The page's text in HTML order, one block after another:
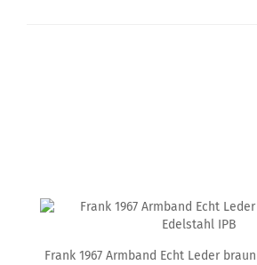
Frank 1967 Armband Echt Leder